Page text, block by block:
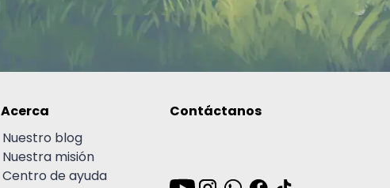
Acerca
Nuestro blog
Nuestra misión
Centro de ayuda
Contáctanos